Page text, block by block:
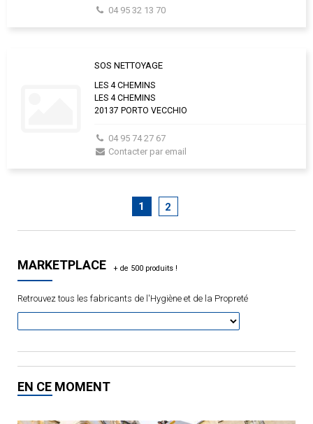
04 95 32 13 70
SOS NETTOYAGE
LES 4 CHEMINS
LES 4 CHEMINS
20137 PORTO VECCHIO
04 95 74 27 67
Contacter par email
1 2
MARKETPLACE
Retrouvez tous les fabricants de l'Hygiène et de la Propreté
EN CE MOMENT